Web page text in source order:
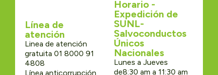
Línea de
atención
Linea de atención
gratuita 01 8000 91
4808
Línea anticorrupción
Horario -
Expedición de
SUNL-
Salvoconductos
Únicos
Nacionales
Lunes a Jueves
de8:30 am a 11:30 am